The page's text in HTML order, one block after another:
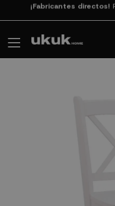
Paga en 3cuotas